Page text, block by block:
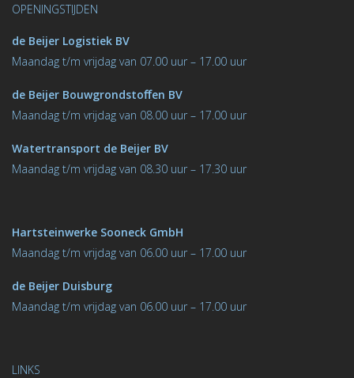
OPENINGSTIJDEN
de Beijer Logistiek BV
Maandag t/m vrijdag van 07.00 uur – 17.00 uur
de Beijer Bouwgrondstoﬀen BV
Maandag t/m vrijdag van 08.00 uur – 17.00 uur
Watertransport de Beijer BV
Maandag t/m vrijdag van 08.30 uur – 17.30 uur
Hartsteinwerke Sooneck GmbH
Maandag t/m vrijdag van 06.00 uur – 17.00 uur
de Beijer Duisburg
Maandag t/m vrijdag van 06.00 uur – 17.00 uur
LINKS